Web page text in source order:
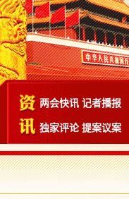
两会快讯 记者播报
独家评论 提案议案